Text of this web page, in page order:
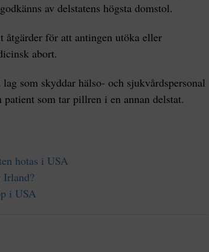
av delstatens högsta domstol.
åtgärder för att antingen utöka eller
abort.
som skyddar hälso- och sjukvårdspersonal
som tar pillren i en annan delstat.
hotas i USA
Irland?
i USA